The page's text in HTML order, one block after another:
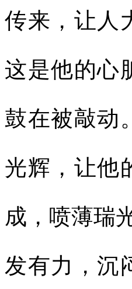
传来，让人
这是他的心
鼓在被敲动
光辉，让他
成，喷薄瑞
发有力，沉